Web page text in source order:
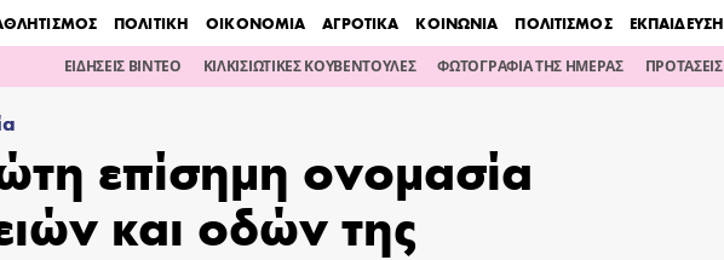
ΠΟΛΙΤΙΚΗ ΟΙΚΟΝΟΜΙΑ ΑΓΡΟΤΙΚΑ ΚΟΙΝΩΝΙΑ ΠΟΛΙΤΙΣΜΟΣ ΕΚΠΑΙΔΕΥΣΗ
ΕΙΔΗΣΕΙΣ ΒΙΝΤΕΟ ΚΙΛΚΙΣΙΩΤΙΚΕΣ ΚΟΥΒΕΝΤΟΥΛΕΣ ΦΩΤΟΓΡΑΦΙΑ ΤΗΣ ΗΜΕΡΑΣ ΠΡΟΤΑΣΕΙΣ
επίσημη ονομασία
και οδών της